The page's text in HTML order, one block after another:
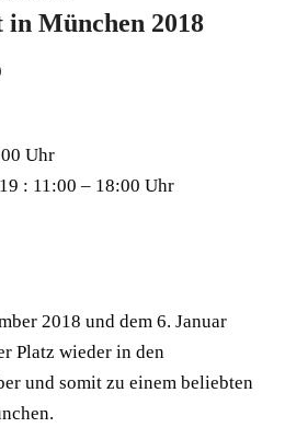
München 2018
Uhr
: 11:00 – 18:00 Uhr
2018 und dem 6. Januar
Platz wieder in den
und somit zu einem beliebten